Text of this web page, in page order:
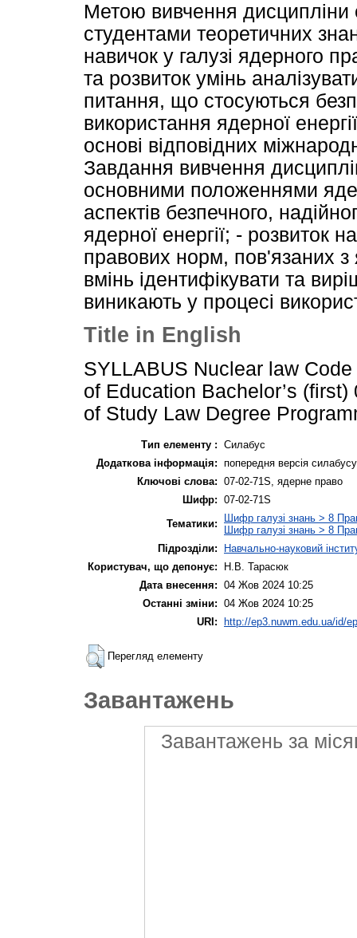
Метою вивчення дисципліни
студентами теоретичних
навичок у галузі ядерного
та розвиток умінь
питання, що стосуються
використання ядерної
основі відповідних
Завдання вивчення
основними положеннями
аспектів безпечного,
ядерної енергії; - розвиток
правових норм, пов'язаних
вмінь ідентифікувати та
виникають у процесі
Title in English
SYLLABUS Nuclear law
of Education Bachelor’s
of Study Law Degree
Тип елементу : Силабус
Додаткова інформація: попередня версія
Ключові слова: 07-02-71S, ядерне право
Шифр: 07-02-71S
Тематики:
Шифр галузі знань > 8
Шифр галузі знань > 8
Підрозділи:
Навчально-науковий
Користувач, що депонує:
Н.В. Тарасюк
Дата внесення: 04 Жов 2024 10:25
Останні зміни: 04 Жов 2024 10:25
URI:
http://ep3.nuwm.edu.ua/id/
Перегляд елементу
Завантажень
Завантажень за